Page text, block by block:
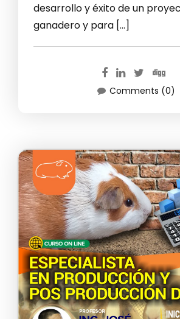
desarrollo y éxito de un
ganadero y para […]
Comments (0)